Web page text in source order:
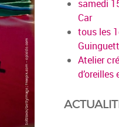
samedi
Car
tous les
Atelier
d’oreilles